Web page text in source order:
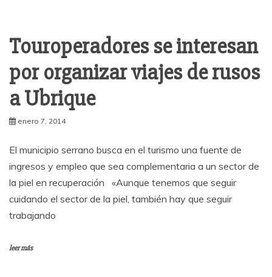
Touroperadores se interesan
por organizar viajes de rusos
a Ubrique
enero 7, 2014
El municipio serrano busca en el turismo una fuente de
ingresos y empleo que sea complementaria a un sector de
la piel en recuperación «Aunque tenemos que seguir
cuidando el sector de la piel, también hay que seguir
trabajando
leer más